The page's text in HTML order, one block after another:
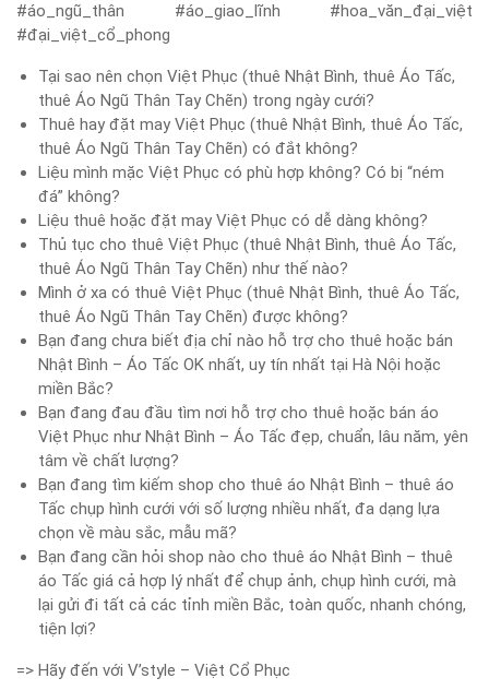
#áo_ngũ_thân #áo_giao_lĩnh #hoa_văn_đại_việt
#đại_việt_cổ_phong
Tại sao nên chọn Việt Phục (thuê Nhật Bình, thuê Áo Tấc,
thuê Áo Ngũ Thân Tay Chẽn) trong ngày cưới?
Thuê hay đặt may Việt Phục (thuê Nhật Bình, thuê Áo Tấc,
thuê Áo Ngũ Thân Tay Chẽn) có đắt không?
Liệu mình mặc Việt Phục có phù hợp không? Có bị “ném
đá” không?
Liệu thuê hoặc đặt may Việt Phục có dễ dàng không?
Thủ tục cho thuê Việt Phục (thuê Nhật Bình, thuê Áo Tấc,
thuê Áo Ngũ Thân Tay Chẽn) như thế nào?
Mình ở xa có thuê Việt Phục (thuê Nhật Bình, thuê Áo Tấc,
thuê Áo Ngũ Thân Tay Chẽn) được không?
Bạn đang chưa biết địa chỉ nào hỗ trợ cho thuê hoặc bán
Nhật Bình – Áo Tấc OK nhất, uy tín nhất tại Hà Nội hoặc
miền Bắc?
Bạn đang đau đầu tìm nơi hỗ trợ cho thuê hoặc bán áo
Việt Phục như Nhật Bình – Áo Tấc đẹp, chuẩn, lâu năm, yên
tâm về chất lượng?
Bạn đang tìm kiếm shop cho thuê áo Nhật Bình – thuê áo
Tấc chụp hình cưới với số lượng nhiều nhất, đa dạng lựa
chọn về màu sắc, mẫu mã?
Bạn đang cần hỏi shop nào cho thuê áo Nhật Bình – thuê
áo Tấc giá cả hợp lý nhất để chụp ảnh, chụp hình cưới, mà
lại gửi đi tất cả các tỉnh miền Bắc, toàn quốc, nhanh chóng,
tiện lợi?
=> Hãy đến với V’style – Việt Cổ Phục